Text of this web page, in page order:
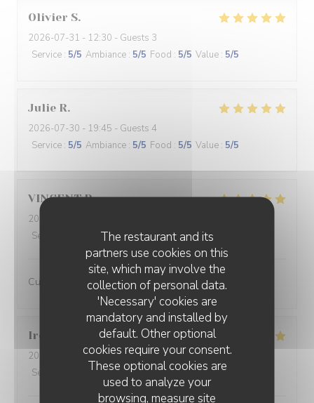
The restaurant and its
partners use cookies on this
site, which may involve the
collection of personal data.
'Necessary' cookies are
mandatory and installed by
default. Other optional
cookies require your consent.
These optional cookies are
used to analyze your
browsing, measure site
Olivier S
2026-07-31 - 12:30 - Guests 3
Service : 5/5 Ambiance : 5/5 Food : 5/5 Value : 5/5
Julie R
2026-07-30 - 19:45 - Guests 4
Service : 5/5 Ambiance : 5/5 Food : 5/5 Value : 5/5
VINCENT P
2026-07-31
Service
Ambiance:5/5 Food: 5/5 Value
Cuisine raffinée et inventive
Irène
2026-07-31
- 20:00 - Guests 7
Service
Ambiance: 5/5 Food:4/5 Value :4